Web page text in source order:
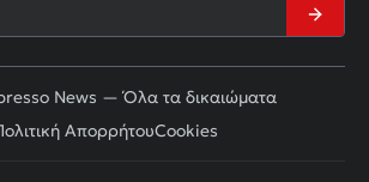
News — Όλα τα δικαιώματα
ΑπορρήτουCookies